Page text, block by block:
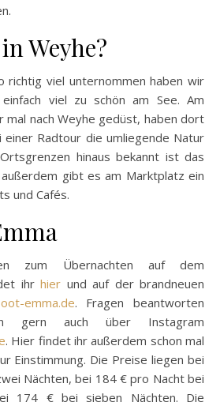
Weyhe?
richtig viel unternommen haben wir
viel zu schön am See. Am
mal nach Weyhe gedüst, haben dort
einer Radtour die umliegende Natur
hinaus bekannt ist das
gibt es am Marktplatz ein
und Cafés.
zum Übernachten auf dem
ihr hier und auf der brandneuen
emma.de. Fragen beantworten
gern auch über Instagram
. Hier findet ihr außerdem schon mal
Einstimmung. Die Preise liegen bei
Nächten, bei 184 € pro Nacht bei
174 € bei sieben Nächten. Die